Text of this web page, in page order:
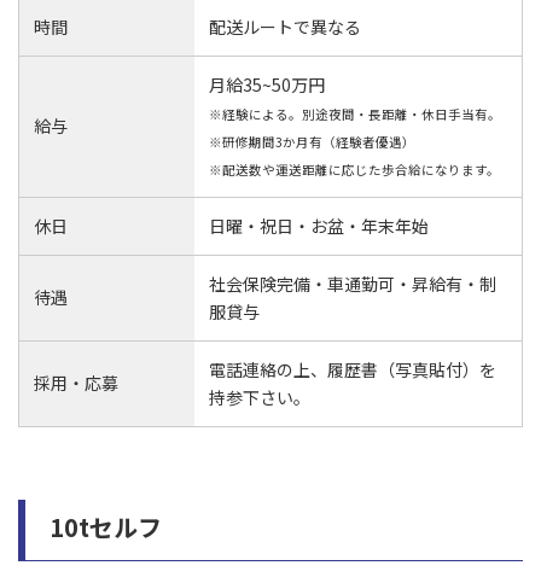
時間 配送ルートで異なる
給与
月給35~50万円
※経験による。別途夜間・長距離・休日手当有。
※研修期間3か月有（経験者優遇）
※配送数や運送距離に応じた歩合給になります。
休日 日曜・祝日・お盆・年末年始
待遇
社会保険完備・車通勤可・昇給有・制
服貸与
採用・応募
電話連絡の上、履歴書（写真貼付）を
持参下さい。
10tセルフ